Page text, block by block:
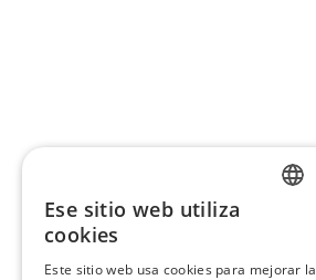
Ese sitio web utiliza
cookies
Este sitio web usa cookies para mejorar la